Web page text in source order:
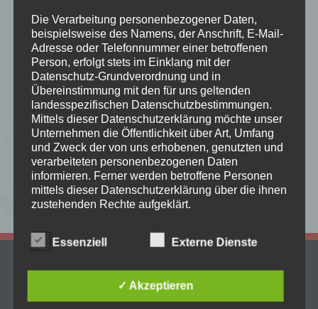
akzeptieren die Verwendung von Cookies.
Immer Youtube-Videos auf allen Seiten laden.
Video laden
Gateway to Selfdestruction stehen für intensiven Atmospheric
Black Metal, der Melancholie, Verzweiflung und
Hoffnungslosigkeit in monumentale Klanglandschaften
verwandelt. Mit einer eindringlichen Mischung aus brachialer
Härte und atmosphärischer Tiefe erschafft die Band aus
Deutschland ein emotionales Live-Erlebnis, das unter die Haut
geht und lange nachhallt.
Indem Sie dieses Video laden, stimmen Sie der
akzeptieren die Verwendung von Cookies.
Immer Youtube-Videos auf allen Seiten laden.
Video laden
HD – Die Rock& Metalbar
Die Verarbeitung personenbezogener Daten,
beispielsweise des Namens, der Anschrift, E-Mail-
Adresse oder Telefonnummer einer betroffenen
Person, erfolgt stets im Einklang mit der
Datenschutz-Grundverordnung und in
Übereinstimmung mit den für uns geltenden
landesspezifischen Datenschutzbestimmungen.
Mittels dieser Datenschutzerklärung möchte unser
Unternehmen die Öffentlichkeit über Art, Umfang
und Zweck der von uns erhobenen, genutzten und
verarbeiteten personenbezogenen Daten
informieren. Ferner werden betroffene Personen
mittels dieser Datenschutzerklärung über die ihnen
zustehenden Rechte aufgeklärt.
zahlreiche technische und organisatorische
lückenlosen Schutz der über diese Internetseite
verarbeiteten personenbezogenen Daten
sicherzustellen. Dennoch können Internetbasierte
Essenziell Externe Dienste
✓ Akzeptieren